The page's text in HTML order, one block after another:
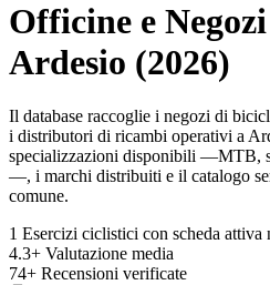
Officine e
Ardesio (2026)
Il database raccoglie i negozi di
i distributori di ricambi operativi a
specializzazioni disponibili —MTB,
—, i marchi distribuiti e il catalogo
comune.
1 Esercizi ciclistici con scheda attiva
4.3+ Valutazione media
74+ Recensioni verificate